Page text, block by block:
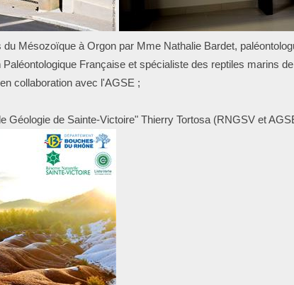
Mésozoïque à Orgon par Mme Nathalie Bardet,
Paléontologique Française et spécialiste des reptiles marins
collaboration avec l'AGSE ;
Géologie de Sainte-Victoire" Thierry Tortosa (RNGSV et